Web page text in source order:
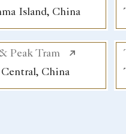
Island, China
Peak Tram
China